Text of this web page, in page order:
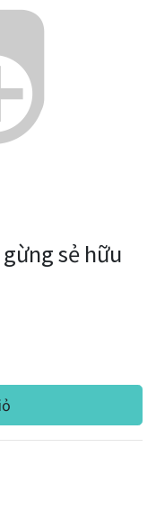
sẻ hữu